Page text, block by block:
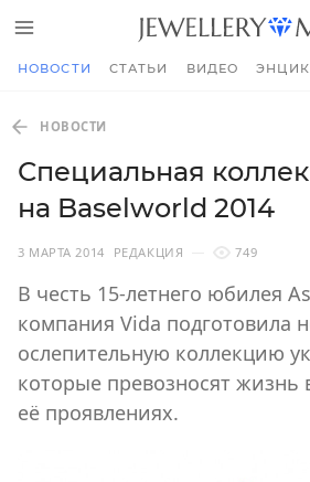
НОВОСТИ СТАТЬИ ВИДЕО
НОВОСТИ
Специальная
на Baselworld 2014
3 МАРТА 2014 РЕДАКЦИЯ 749
В честь 15-летнего юбилея
компания Vida подготовила
ослепительную коллекцию
которые превозносят жизнь
её проявлениях.